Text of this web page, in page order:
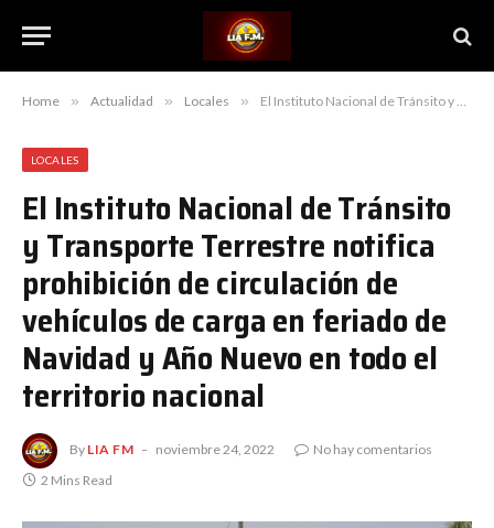
Home » Actualidad » Locales » El Instituto Nacional de Tránsito y Transporte Terrestre notifica prohibición de circulación de vehículos de carga en feriado de Navidad y Año Nuevo en todo el territorio nacional
LOCALES
El Instituto Nacional de Tránsito
y Transporte Terrestre notifica
prohibición de circulación de
vehículos de carga en feriado de
Navidad y Año Nuevo en todo el
territorio nacional
By LIA FM noviembre 24, 2022
No hay comentarios
2 Mins Read